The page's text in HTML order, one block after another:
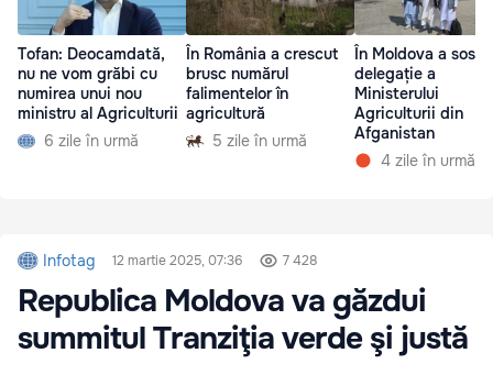
Tofan: Deocamdată,
nu ne vom grăbi cu
numirea unui nou
ministru al Agriculturii
6 zile în urmă
În România a crescut
brusc numărul
falimentelor în
agricultură
5 zile în urmă
În Moldova a sosit
delegație a
Ministerului
Agriculturii din
Afganistan
4 zile în urmă
Infotag 12 martie 2025, 07:36 7 428
Republica Moldova va găzdui
summitul Tranziţia verde şi justă